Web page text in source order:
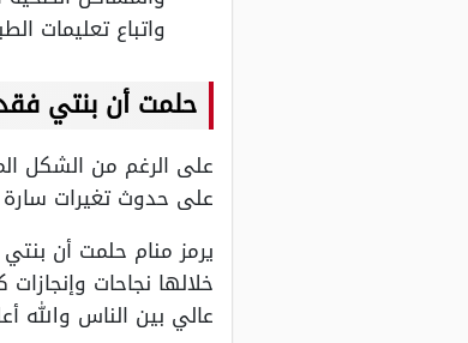
واتباع تعليمات
حلمت أن بنتي
على الرغم من الشكل
على حدوث تغيرات
يرمز منام حلمت أن
خلالها نجاحات
عالي بين الناس والله